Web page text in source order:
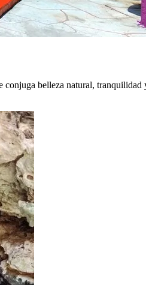
belleza natural,